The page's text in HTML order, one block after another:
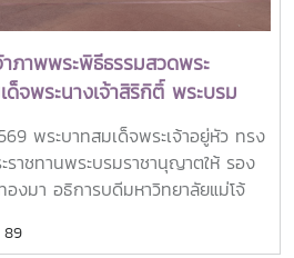
Chancellor, Tsinghua
Tan Eng Chye อธิการบดี
Professor Yang Bin รองประธาน
ดจนประธานที่ประชุมอธิการบดี ทั้ง
บดีแห่งประเทศไทย (ทปอ.) ที่ประชุม
ฏ (ทปอ.มรภ.) ที่ประชุมอธิการบดี
มงคล (ทปอ.มทร.) สมาคมสถาบัน
Reinventing University ผ่าน
าภาพพระพิธีธรรมสวดพระ
จพระนางเจ้าสิริกิติ์ พระบรม
นีพันปีหลวง พร้อมเข้ากราบ
พระเจ้าลูกเธอ เจ้าฟ้าพัชรกิติยา
มหลวงราชสาริณีสิริพัชร มหา
พระบาทสมเด็จพระเจ้าอยู่หัว ทรง
าชทานพระบรมราชานุญาตให้ รอง
องมา อธิการบดีมหาวิทยาลัยแม่โจ้
เป็นเจ้าภาพพระพิธีธรรมสวดพระ
89